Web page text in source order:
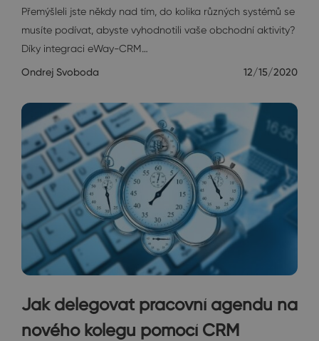
Přemýšleli jste někdy nad tím, do kolika různých systémů se
musíte podívat, abyste vyhodnotili vaše obchodní aktivity?
Díky integraci eWay-CRM…
Ondrej Svoboda 12/15/2020
Jak delegovat pracovní agendu na
nového kolegu pomocí CRM